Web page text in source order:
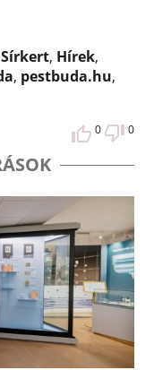
, Hírek,
, pestbuda.hu,
0 0